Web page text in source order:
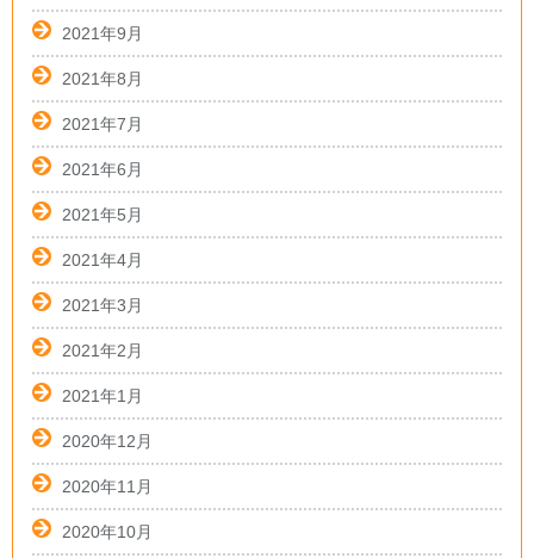
2021年9月
2021年8月
2021年7月
2021年6月
2021年5月
2021年4月
2021年3月
2021年2月
2021年1月
2020年12月
2020年11月
2020年10月